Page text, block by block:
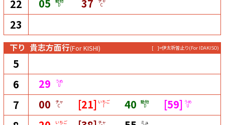
22 05 D 37 C
23
下り 貴志方面行(For KISHI) [ ]=伊太祈曽止り(For IDAKISO)
5
6
29 うめ
U
7 00 チャ
C [21] いちご
I 40 動物
D [59] うめ
U
いちご チャ ミュ